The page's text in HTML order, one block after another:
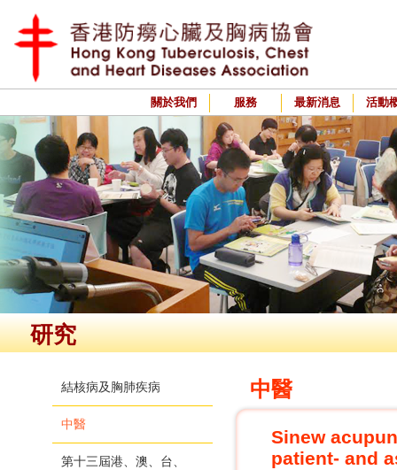
關於我們 服務 最新消息 活動
研究
結核病及胸肺疾病
中醫
第十三屆港、澳、台、
中醫
Sinew
patient- and